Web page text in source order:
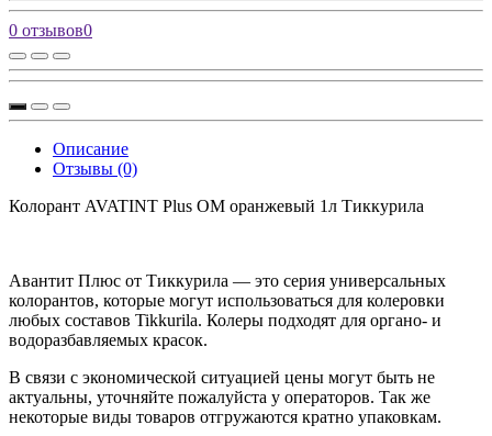
0 отзывов0
Описание
Отзывы (0)
Колорант AVATINT Plus OM оранжевый 1л Тиккурила
Авантит Плюс от Тиккурила — это серия универсальных
колорантов, которые могут использоваться для колеровки
любых составов Tikkurila. Колеры подходят для органо- и
водоразбавляемых красок.
В связи с экономической ситуацией цены могут быть не
актуальны, уточняйте пожалуйста у операторов. Так же
некоторые виды товаров отгружаются кратно упаковкам.